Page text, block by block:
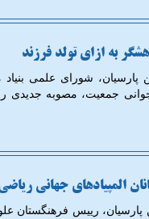
به ازای تولد فرزند
جمعیت، مصوبه جدیدی
المپیادهای جهانی
رییس فرهنگستان